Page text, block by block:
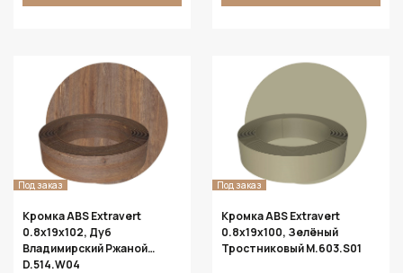
Под заказ
Кромка ABS Extravert
0.8х19х102, Дуб
Владимирский Ржаной
D.514.W04
Под заказ
Кромка ABS Extravert
0.8х19х100, Зелёный
Тростниковый M.603.S01